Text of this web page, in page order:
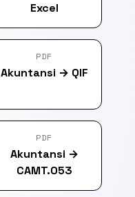
Excel
PDF
Akuntansi → QIF
PDF
Akuntansi →
CAMT.053